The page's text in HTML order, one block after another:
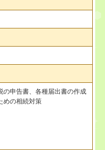
の申告書、各種届出書の作成
めの相続対策